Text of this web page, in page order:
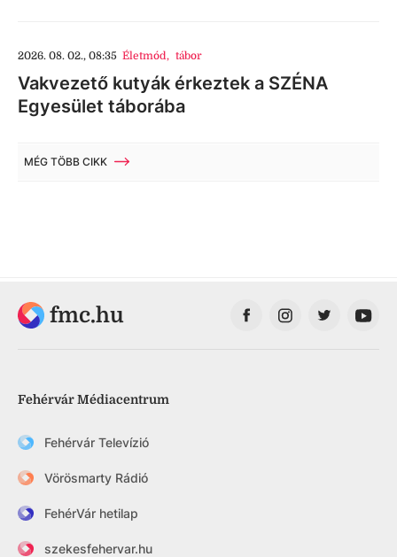
2026. 08. 02., 08:35 Életmód, tábor
Vakvezető kutyák érkeztek a SZÉNA
Egyesület táborába
MÉG TÖBB CIKK
fmc.hu
Fehérvár Médiacentrum
Fehérvár Televízió
Vörösmarty Rádió
FehérVár hetilap
szekesfehervar.hu